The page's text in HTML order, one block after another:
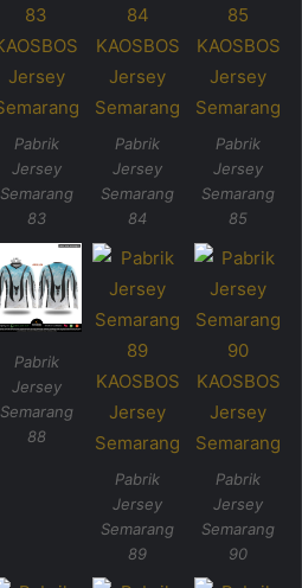
Pabrik
Jersey
Semarang
83
Pabrik
Jersey
Semarang
84
Pabrik
Jersey
Semarang
85
Pabrik
Jersey
Semarang
88
Pabrik
Jersey
Semarang
89
Pabrik
Jersey
Semarang
90